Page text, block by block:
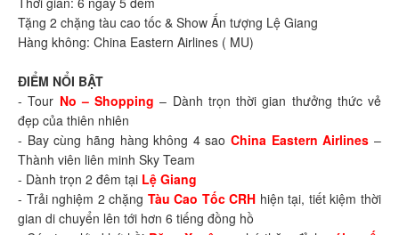
Tặng 2 chặng tàu cao tốc & Show Ấn tượng Lệ Giang
Hàng không: China Eastern Airlines ( MU)
ĐIỂM NỔI BẬT
- Tour No – Shopping – Dành trọn thời gian thưởng thức vẻ
đẹp của thiên nhiên
- Bay cùng hãng hàng không 4 saoChina Eastern Airlines –
Thành viên liên minh Sky Team
- Dành trọn 2 đêm tại Lệ Giang
- Trải nghiệm 2 chặng Tàu Cao Tốc CRH hiện tại, tiết kiệm thời
gian di chuyển lên tới hơn 6 tiếng đồng hồ